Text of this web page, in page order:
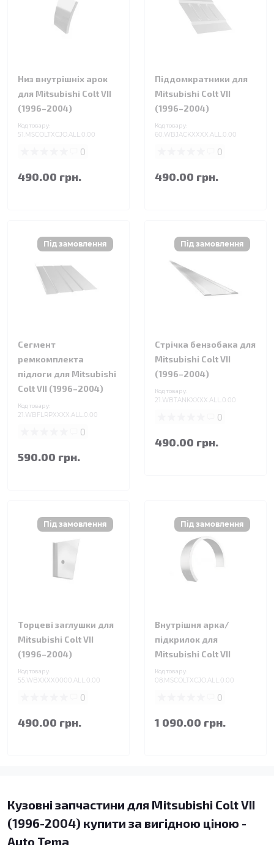
Низ внутрішніх арок
для Mitsubishi Colt VII
(1996–2004)
Код товару:
51.MSCOLTXCJO.ALL.0.00
0
490.00 грн.
Піддомкратники для
Mitsubishi Colt VII
(1996–2004)
Код товару:
60.WBJACKXXXX.ALL.0.00
0
490.00 грн.
Сегмент
ремкомплекта
підлоги для Mitsubishi
Colt VII (1996–2004)
Код товару:
21.WBFLRPXXXX.ALL.0.00
0
590.00 грн.
Стрічка бензобака для
Mitsubishi Colt VII
(1996–2004)
Код товару:
21.WBTANKXXXX.ALL.0.00
0
490.00 грн.
Торцеві заглушки для
Mitsubishi Colt VII
(1996–2004)
Код товару:
55.WBXXXX0000.ALL.0.00
0
490.00 грн.
Внутрішня арка/
підкрилок для
Mitsubishi Colt VII
Код товару:
08.MSCOLTXCJO.ALL.0.00
0
1 090.00 грн.
Кузовні запчастини для Mitsubishi Colt VII
(1996-2004) купити за вигідною ціною -
Auto Tema